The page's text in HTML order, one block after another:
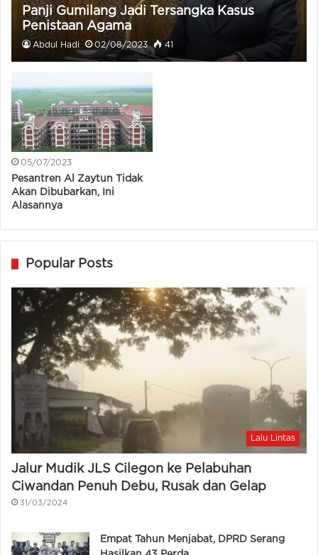
Panji Gumilang Jadi Tersangka Kasus
Penistaan Agama
Abdul Hadi 02/08/2023 41
05/07/2023
Pesantren Al Zaytun Tidak
Akan Dibubarkan, Ini
Alasannya
Popular Posts
Lalu Lintas
Jalur Mudik JLS Cilegon ke Pelabuhan
Ciwandan Penuh Debu, Rusak dan Gelap
31/03/2024
Empat Tahun Menjabat, DPRD Serang